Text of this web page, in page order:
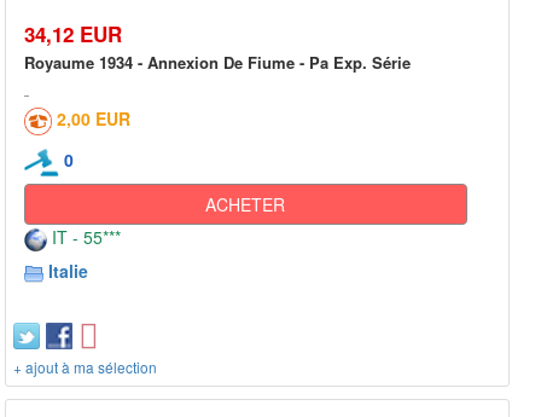
34,12 EUR
Royaume 1934 - Annexion De Fiume - Pa Exp. Série
2,00 EUR
0
ACHETER
IT - 55***
Italie
+ ajout à ma sélection